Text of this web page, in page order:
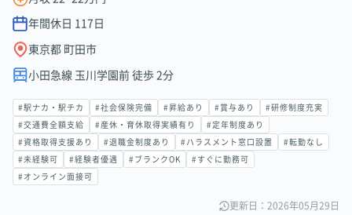
年間休日 117 日
東京都 町田市
小田急線 玉川学園前 徒歩 2分
#駅ナカ・駅チカ #社会保険完備 #昇給あり #賞与あり #研修制度充実
#交通費全額支給 #産休・育休取得実績有り #定年制度あり
#資格取得支援あり #退職金制度あり #ハラスメント窓口設置 #転勤なし
#未経験可 #経験者優遇 #ブランクOK #すぐに勤務可
#オンライン面接可
更新日：2026年05月29日